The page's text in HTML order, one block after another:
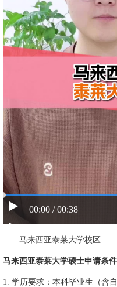
00:00 / 00:38
马来西亚泰莱大学校区
马来西亚泰莱大学硕士申请条件
1. 学历要求：本科毕业生（含